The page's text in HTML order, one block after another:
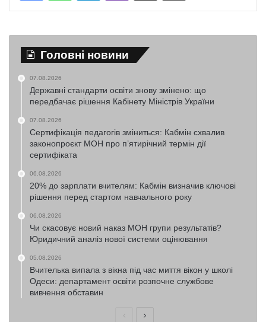
Головні новини
07.08.2026
Державні стандарти освіти знову змінено: що
передбачає рішення Кабінету Міністрів України
07.08.2026
Сертифікація педагогів зміниться: Кабмін схвалив
законопроєкт МОН про п’ятирічний термін дії
сертифіката
06.08.2026
20% до зарплати вчителям: Кабмін визначив ключові
рішення перед стартом навчального року
06.08.2026
Чи скасовує новий наказ МОН групи результатів?
Юридичний аналіз нової системи оцінювання
05.08.2026
Вчителька випала з вікна під час миття вікон у школі
Одеси: департамент освіти розпочне службове
вивчення обставин
ПопередняНаступна